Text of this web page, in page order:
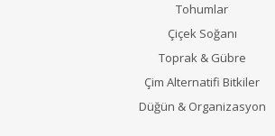
Tohumlar
Çiçek Soğanı
Toprak & Gübre
Çim Alternatifi Bitkiler
Düğün & Organizasyon